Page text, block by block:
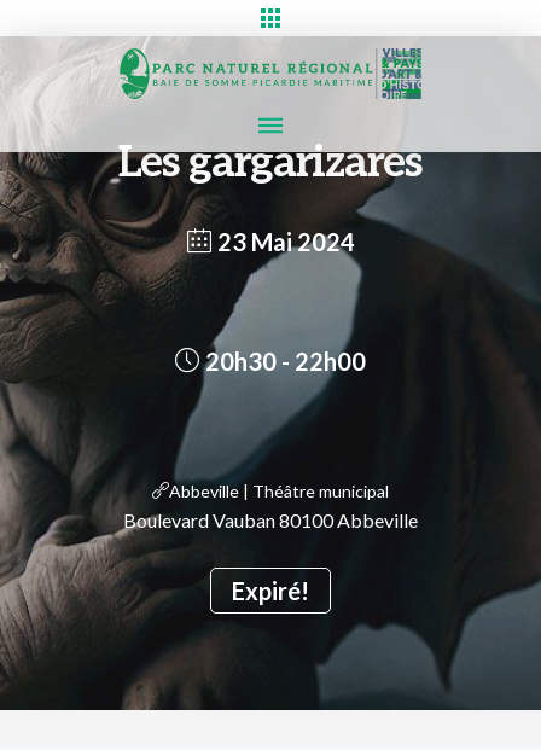
Les gargarizares
23 Mai 2024
Expiré!
20h30 - 22h00
Abbeville | Théâtre municipal
Boulevard Vauban 80100 Abbeville